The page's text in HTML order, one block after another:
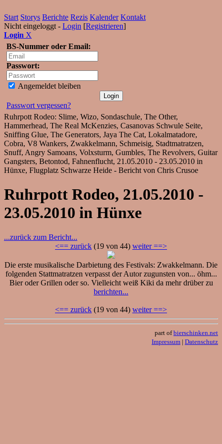
Start Storys Berichte Rezis Kalender Kontakt
Nicht eingeloggt - Login [Registrieren]
Login X
BS-Nummer oder Email:
Passwort:
Angemeldet bleiben
Passwort vergessen?
Ruhrpott Rodeo: Slime, Wizo, Sondaschule, The Other,
Hammerhead, The Real McKenzies, Casanovas Schwule Seite,
Sniffing Glue, The Generators, Jaya The Cat, Lokalmatadore,
Cobra, V8 Wankers, Zwakkelmann, Schmeisig, Stadtmatratzen,
Snuff, Angry Samoans, Volxsturm, Gumbles, The Revolvers, Guitar
Gangsters, Betontod, Fahnenflucht, 21.05.2010 - 23.05.2010 in
Hünxe, Flugplatz Schwarze Heide - Bericht von Chris Crusoe
Ruhrpott Rodeo, 21.05.2010 -
23.05.2010 in Hünxe
...zurück zum Bericht...
<== zurück (19 von 44) weiter ==>
Die erste musikalische Darbietung des Festivals: Zwakkelmann. Die
folgenden Stattmatratzen verpasst der Autor zugunsten von... öhm...
Bier oder Grillen oder so. Vielleicht weiß Kiki da mehr drüber zu
berichten...
<== zurück (19 von 44) weiter ==>
part ofbierschinken.net
Impressum | Datenschutz